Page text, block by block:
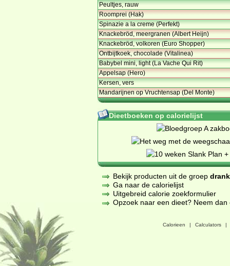
Peultjes, rauw
Roomprei (Hak)
Spinazie a la creme (Perfekt)
Knackebröd, meergranen (Albert Heijn)
Knackebröd, volkoren (Euro Shopper)
Ontbijtkoek, chocolade (Vitalinea)
Babybel mini, light (La Vache Qui Rit)
Appelsap (Hero)
Kersen, vers
Mandarijnen op Vruchtensap (Del Monte)
Dieetboeken op calorielijst
Bekijk producten uit de groep
Ga naar de calorielijst
Uitgebreid calorie zoekformulier
Opzoek naar een dieet? Neem
Calorieen | Calculators |